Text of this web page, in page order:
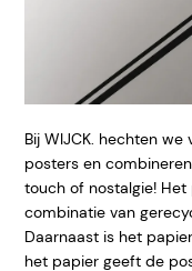
Bij WIJCK. hechten
posters en
touch of nostalgie!
combinatie van
Daarnaast is het
het papier geeft de